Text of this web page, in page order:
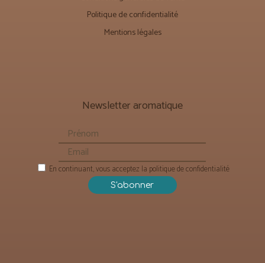
Politique de confidentialité
Mentions légales
Newsletter aromatique
En continuant, vous acceptez la politique de confidentialité